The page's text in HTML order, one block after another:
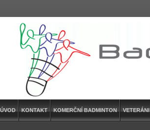
ÚVOD KONTAKT KOMERČNÍ BADMINTON VETERÁNI